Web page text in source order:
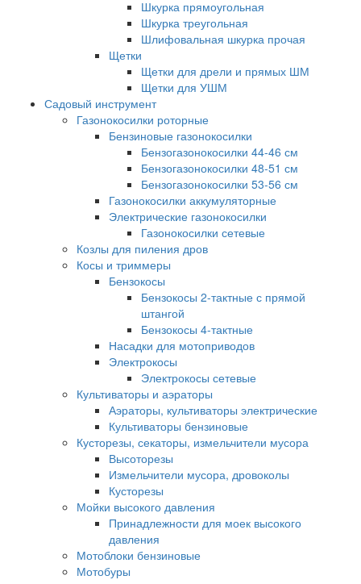
Шкурка прямоугольная
Шкурка треугольная
Шлифовальная шкурка прочая
Щетки
Щетки для дрели и прямых ШМ
Щетки для УШМ
Садовый инструмент
Газонокосилки роторные
Бензиновые газонокосилки
Бензогазонокосилки 44-46 см
Бензогазонокосилки 48-51 см
Бензогазонокосилки 53-56 см
Газонокосилки аккумуляторные
Электрические газонокосилки
Газонокосилки сетевые
Козлы для пиления дров
Косы и триммеры
Бензокосы
Бензокосы 2-тактные с прямой
штангой
Бензокосы 4-тактные
Насадки для мотоприводов
Электрокосы
Электрокосы сетевые
Культиваторы и аэраторы
Аэраторы, культиваторы электрические
Культиваторы бензиновые
Кусторезы, секаторы, измельчители мусора
Высоторезы
Измельчители мусора, дровоколы
Кусторезы
Мойки высокого давления
Принадлежности для моек высокого
давления
Мотоблоки бензиновые
Мотобуры